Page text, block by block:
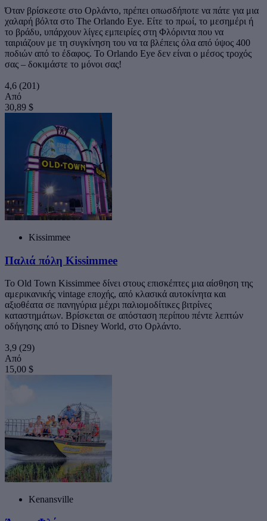
Όταν βρίσκεστε στο Ορλάντο, πρέπει οπωσδήποτε να πάτε για μια
χαλαρή βόλτα στο The Orlando Eye. Είτε το πρωί, το μεσημέρι ή
το βράδυ, υπάρχουν λίγες εμπειρίες στη Φλόριντα που να
ταιριάζουν με τη συγκίνηση του να τα βλέπεις όλα από ύψος 400
ποδιών από το έδαφος. Το Orlando Eye δεν είναι ο μέσος τροχός
σας – δοκιμάστε το μόνοι σας!
4,6 (201)
Από
30,89 $
Kissimmee
Παλιά πόλη Kissimmee
Το Old Town Kissimmee δίνει στους επισκέπτες μια αίσθηση της
αμερικανικής vintage εποχής, από κλασικά αυτοκίνητα και
αξιοθέατα σε πανηγύρια μέχρι παλιομοδίτικες βιτρίνες
καταστημάτων. Βρίσκεται σε απόσταση περίπου πέντε λεπτών
οδήγησης από το Disney World, στο Ορλάντο.
3,9 (29)
Από
15,00 $
Kenansville